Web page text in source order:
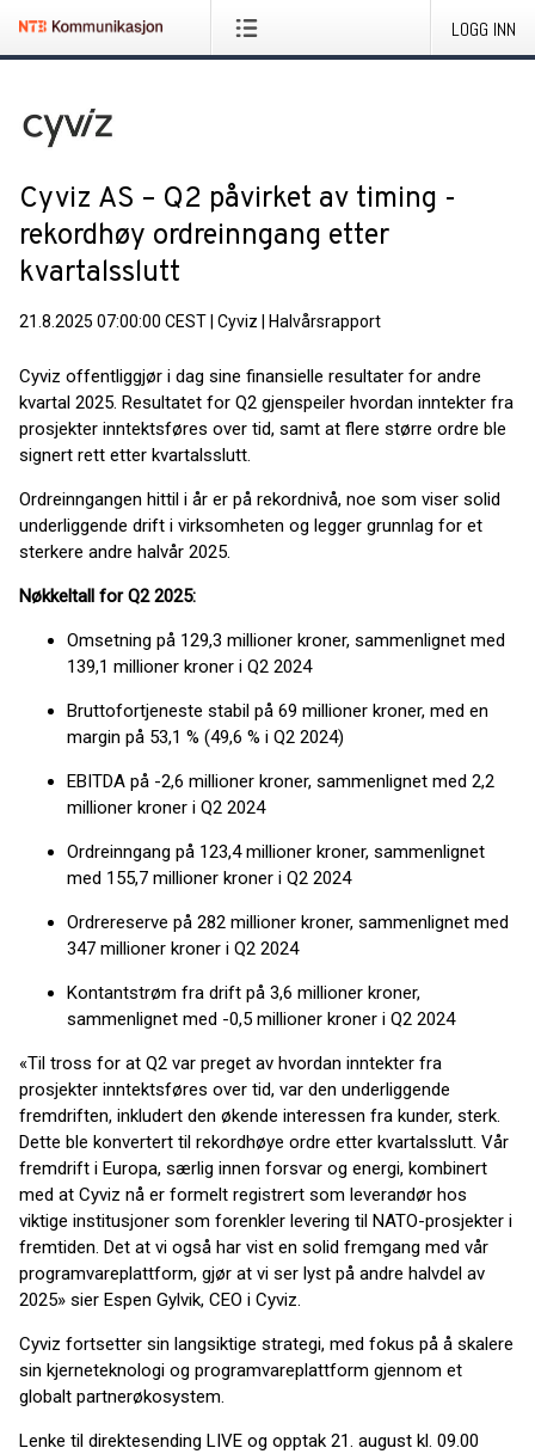
LOGG INN
Cyviz AS – Q2 påvirket av timing -
rekordhøy ordreinngang etter
kvartalsslutt
21.8.2025 07:00:00 CEST Cyviz Halvårsrapport
Cyviz offentliggjør i dag sine finansielle resultater for andre
kvartal 2025. Resultatet for Q2 gjenspeiler hvordan inntekter fra
prosjekter inntektsføres over tid, samt at flere større ordre ble
signert rett etter kvartalsslutt.
Ordreinngangen hittil i år er på rekordnivå, noe som viser solid
underliggende drift i virksomheten og legger grunnlag for et
sterkere andre halvår 2025.
Nøkkeltall for Q2 2025:
Omsetning på 129,3 millioner kroner, sammenlignet med
139,1 millioner kroner i Q2 2024
Bruttofortjeneste stabil på 69 millioner kroner, med en
margin på 53,1 % (49,6 % i Q2 2024)
EBITDA på -2,6 millioner kroner, sammenlignet med 2,2
millioner kroner i Q2 2024
Ordreinngang på 123,4 millioner kroner, sammenlignet
med 155,7 millioner kroner i Q2 2024
Ordrereserve på 282 millioner kroner, sammenlignet med
347 millioner kroner i Q2 2024
Kontantstrøm fra drift på 3,6 millioner kroner,
sammenlignet med -0,5 millioner kroner i Q2 2024
«Til tross for at Q2 var preget av hvordan inntekter fra
prosjekter inntektsføres over tid, var den underliggende
fremdriften, inkludert den økende interessen fra kunder, sterk.
Dette ble konvertert til rekordhøye ordre etter kvartalsslutt. Vår
fremdrift i Europa, særlig innen forsvar og energi, kombinert
med at Cyviz nå er formelt registrert som leverandør hos
viktige institusjoner som forenkler levering til NATO-prosjekter i
fremtiden. Det at vi også har vist en solid fremgang med vår
programvareplattform, gjør at vi ser lyst på andre halvdel av
2025» sier Espen Gylvik, CEO i Cyviz.
Cyviz fortsetter sin langsiktige strategi, med fokus på å skalere
sin kjerneteknologi og programvareplattform gjennom et
globalt partnerøkosystem.
Lenke til direktesending LIVE og opptak 21. august kl. 09.00